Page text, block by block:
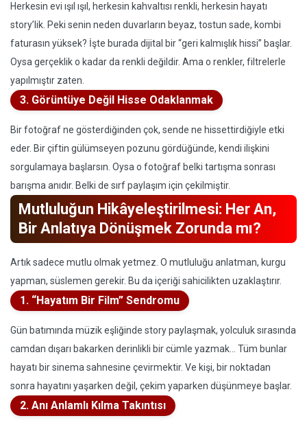
Herkesin evi ışıl ışıl, herkesin kahvaltısı renkli, herkesin hayatı
story’lik. Peki senin neden duvarların beyaz, tostun sade, kombi
faturasın yüksek? İşte burada dijital bir “geri kalmışlık hissi” başlar.
Oysa gerçeklik o kadar da renkli değildir. Ama o renkler, filtrelerle
yapılmıştır zaten.
3. Görüntüye Değil Hisse Odaklanmak
Bir fotoğraf ne gösterdiğinden çok, sende ne hissettirdiğiyle etki
eder. Bir çiftin gülümseyen pozunu gördüğünde, kendi ilişkini
sorgulamaya başlarsın. Oysa o fotoğraf belki tartışma sonrası
barışma anıdır. Belki de sırf paylaşım için çekilmiştir.
Mutluluğun Hikâyeleştirilmesi: Her An,
Bir Anlatıya Dönüşmek Zorunda mı?
Artık sadece mutlu olmak yetmez. O mutluluğu anlatman, kurgu
yapman, süslemen gerekir. Bu da içeriği sahicilikten uzaklaştırır.
1. “Hayatım Bir Film” Sendromu
Gün batımında müzik eşliğinde story paylaşmak, yolculuk sırasında
camdan dışarı bakarken derinlikli bir cümle yazmak… Tüm bunlar
hayatı bir sinema sahnesine çevirmektir. Ve kişi, bir noktadan
sonra hayatını yaşarken değil, çekim yaparken düşünmeye başlar.
2. Anı Anlamlı Kılma Takıntısı